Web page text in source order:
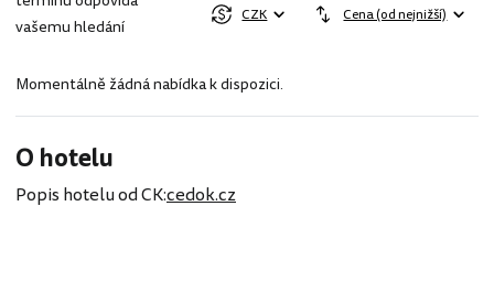
vašemu hledání
CZK Cena (od nejnižší)
Momentálně žádná nabídka k dispozici.
O hotelu
Popis hotelu od CK:cedok.cz